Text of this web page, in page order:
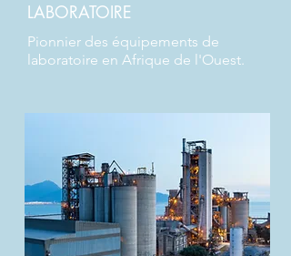
LABORATOIRE
Pionnier des équipements de
laboratoire en Afrique de l'Ouest.